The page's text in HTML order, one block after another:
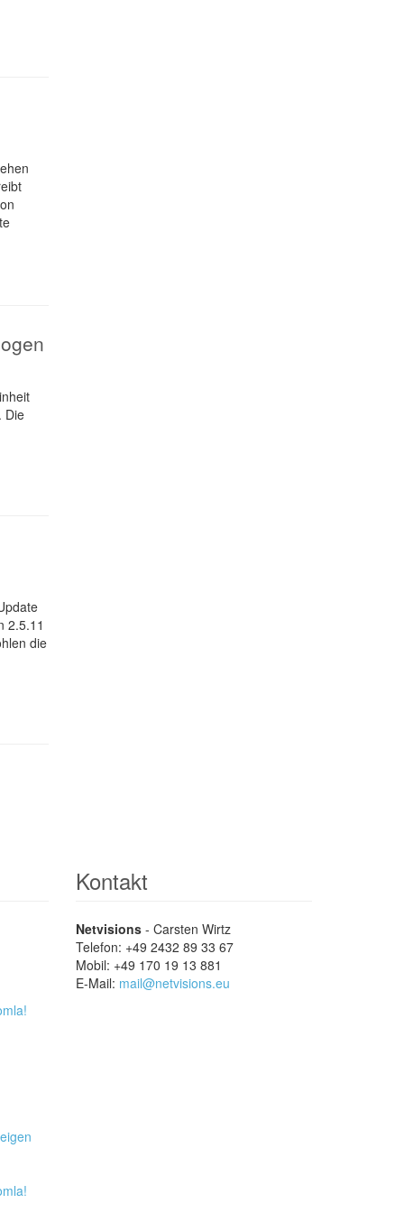
Die
2.5.11
die
Kontakt
Netvisions- Carsten Wirtz
Telefon: +49 2432 89 33 67
Mobil: +49 170 19 13 881
E-Mail: mail@netvisions.eu